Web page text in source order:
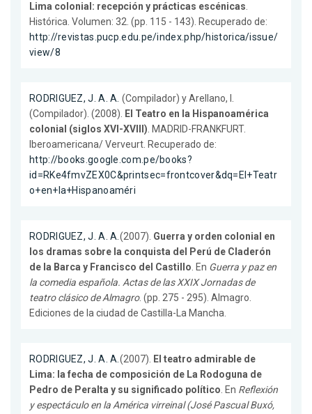
Lima colonial: recepción y prácticas escénicas.
Histórica. Volumen: 32. (pp. 115 - 143). Recuperado de:
http://revistas.pucp.edu.pe/index.php/historica/issue/
view/8
RODRIGUEZ, J. A. A. (Compilador) y Arellano, I.
(Compilador). (2008). El Teatro en la Hispanoamérica
colonial (siglos XVI-XVIII). MADRID-FRANKFURT.
Iberoamericana/ Verveurt. Recuperado de:
http://books.google.com.pe/books?
id=RKe4fmvZEX0C&printsec=frontcover&dq=El+Teatr
o+en+la+Hispanoaméri
RODRIGUEZ, J. A. A.(2007). Guerra y orden colonial en
los dramas sobre la conquista del Perú de Claderón
de la Barca y Francisco del Castillo. En Guerra y paz en
la comedia española. Actas de las XXIX Jornadas de
teatro clásico de Almagro. (pp. 275 - 295). Almagro.
Ediciones de la ciudad de Castilla-La Mancha.
RODRIGUEZ, J. A. A.(2007). El teatro admirable de
Lima: la fecha de composición de La Rodoguna de
Pedro de Peralta y su significado político. En Reflexión
y espectáculo en la América virreinal (José Pascual Buxó,